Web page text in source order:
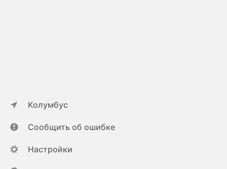
Колумбус
Сообщить об ошибке
Настройки